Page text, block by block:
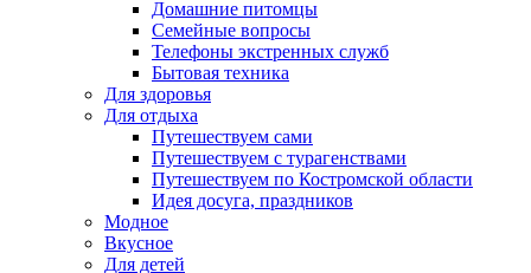
Домашние питомцы
Семейные вопросы
Телефоны экстренных служб
Бытовая техника
Для здоровья
Для отдыха
Путешествуем сами
Путешествуем с турагенствами
Путешествуем по Костромской области
Идея досуга, праздников
Модное
Вкусное
Для детей